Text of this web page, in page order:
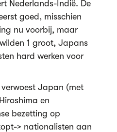
Nederlands-Indië. De
goed, misschien
nu voorbij, maar
1 groot, Japans
hard werken voor
Japan (met
en
bezetting op
> nationalisten aan